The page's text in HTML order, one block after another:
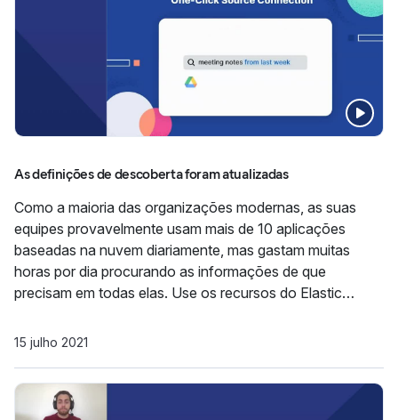
As definições de descoberta foram atualizadas
Como a maioria das organizações modernas, as suas
equipes provavelmente usam mais de 10 aplicações
baseadas na nuvem diariamente, mas gastam muitas
horas por dia procurando as informações de que
precisam em todas elas. Use os recursos do Elastic
relevante ao alcance das suas equipes com a busca
15 julho 2021